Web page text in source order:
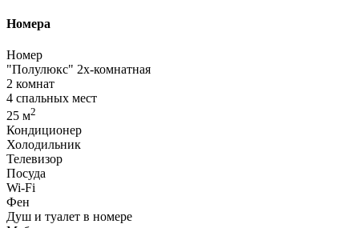
Номера
Номер
"Полулюкс" 2х-комнатная
2 комнат
4 спальных мест
25 м2
Кондиционер
Холодильник
Телевизор
Посуда
Wi-Fi
Фен
Душ и туалет в номере